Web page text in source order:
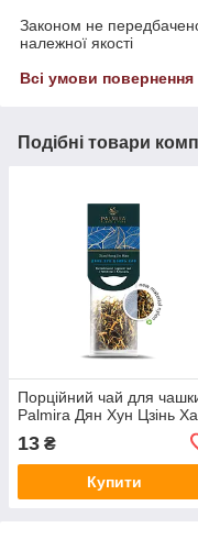
Законом не
належної якості
Всі умови повернення
Подібні товари
Порційний чай для
Palmira Дян Хун Цзінь
13 ₴
Купити